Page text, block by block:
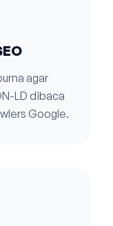
agar
LD dibaca
Google.